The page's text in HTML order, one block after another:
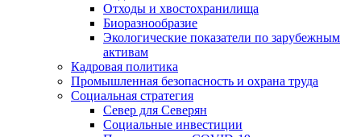
Отходы и хвостохранилища
Биоразнообразие
Экологические показатели по зарубежным
активам
Кадровая политика
Промышленная безопасность и охрана труда
Социальная стратегия
Север для Северян
Социальные инвестиции